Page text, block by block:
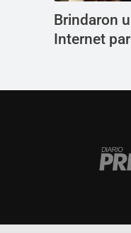
Brindaron
Internet